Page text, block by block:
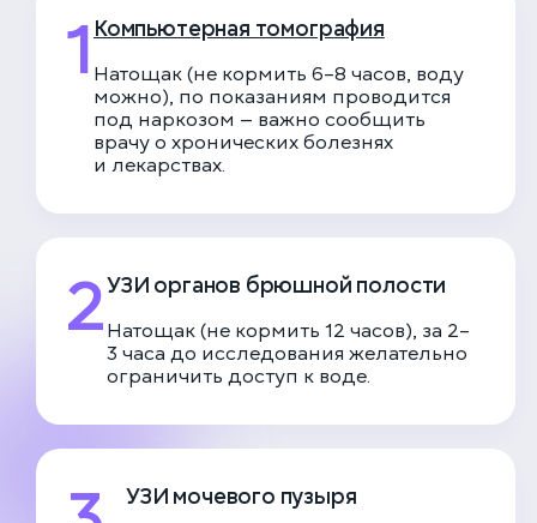
1 Компьютерная томография
Натощак (не кормить 6–8 часов, воду
можно), по показаниям проводится
под наркозом — важно сообщить
врачу о хронических болезнях
и лекарствах.
2УЗИ органов брюшной полости
Натощак (не кормить 12 часов), за 2–
3 часа до исследования желательно
ограничить доступ к воде.
УЗИ мочевого пузыря